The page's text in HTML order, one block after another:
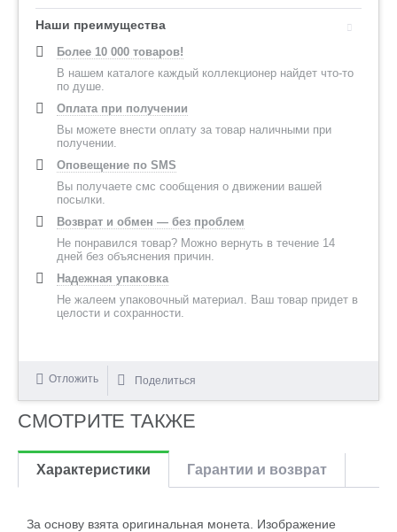
Наши преимущества
Более 10 000 товаров!
В нашем каталоге каждый коллекционер найдет что-то
по душе.
Оплата при получении
Вы можете внести оплату за товар наличными при
получении.
Оповещение по SMS
Вы получаете смс сообщения о движении вашей
посылки.
Возврат и обмен — без проблем
Не понравился товар? Можно вернуть в течение 14
дней без объяснения причин.
Надежная упаковка
Не жалеем упаковочный материал. Ваш товар придет в
целости и сохранности.
Отложить Поделиться
СМОТРИТЕ ТАКЖЕ
Характеристики Гарантии и возврат
За основу взята оригинальная монета. Изображение